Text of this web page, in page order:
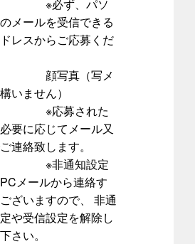
、パソ
メールを受信できる
レスからご応募くだ
真（写メ
いません）
された
要に応じてメール又
連絡致します。
知設定
メールから連絡す
ざいますので、 非通
や受信設定を解除し
さい。